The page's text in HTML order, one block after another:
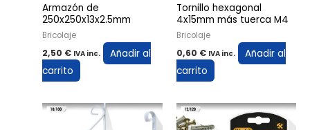
Armazón de
250x250x13x2.5mm
Bricolaje
2,50 € IVA inc.
Añadir al
carrito
Tornillo hexagonal
4x15mm más tuerca M4
Bricolaje
0,60 € IVA inc.
Añadir al
carrito